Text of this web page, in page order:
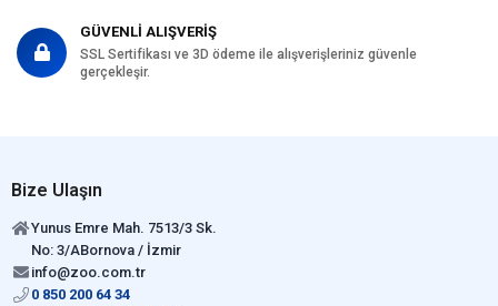
GÜVENLİ ALIŞVERİŞ
SSL Sertifikası ve 3D ödeme ile alışverişleriniz güvenle
gerçekleşir.
Bize Ulaşın
Yunus Emre Mah. 7513/3 Sk.
No: 3/ABornova / İzmir
info@zoo.com.tr
0 850 200 64 34